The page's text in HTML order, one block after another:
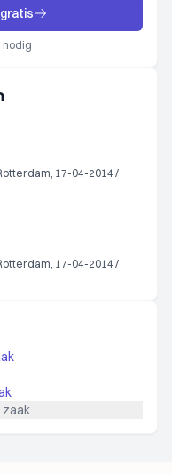
nodig
17-04-2014 /
17-04-2014 /
zaak